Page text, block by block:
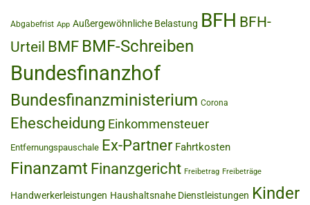
Abgabefrist App Außergewöhnliche Belastung BFH BFH-
Urteil BMF BMF-Schreiben
Bundesfinanzhof
Bundesfinanzministerium Corona
Ehescheidung Einkommensteuer
Entfernungspauschale Ex-Partner Fahrtkosten
Finanzamt Finanzgericht Freibetrag Freibeträge
Handwerkerleistungen Haushaltsnahe Dienstleistungen Kinder